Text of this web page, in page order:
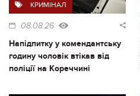
КРИМІНАЛ
08.08.26
Напідпитку у комендантську
годину чоловік втікав від
поліції на Кореччині